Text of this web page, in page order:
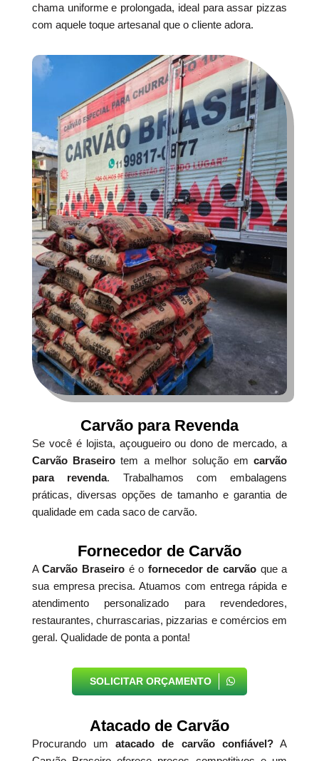
chama uniforme e prolongada, ideal para assar pizzas
com aquele toque artesanal que o cliente adora.
Carvão para Revenda
Se você é lojista, açougueiro ou dono de mercado, a
Carvão Braseiro tem a melhor solução emcarvão
para revenda. Trabalhamos com embalagens
práticas, diversas opções de tamanho e garantia de
qualidade em cada saco de carvão.
Fornecedor de Carvão
ACarvão Braseiro é o fornecedor de carvão que a
sua empresa precisa. Atuamos com entrega rápida e
atendimento personalizado para revendedores,
restaurantes, churrascarias, pizzarias e comércios em
geral. Qualidade de ponta a ponta!
SOLICITAR ORÇAMENTO
Atacado de Carvão
Procurando umatacado de carvão confiável?A